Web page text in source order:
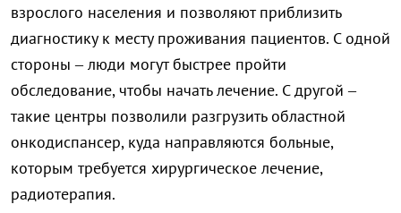
взрослого населения и позволяют приблизить
диагностику к месту проживания пациентов. С одной
стороны – люди могут быстрее пройти
обследование, чтобы начать лечение. С другой –
такие центры позволили разгрузить областной
онкодиспансер, куда направляются больные,
которым требуется хирургическое лечение,
радиотерапия.